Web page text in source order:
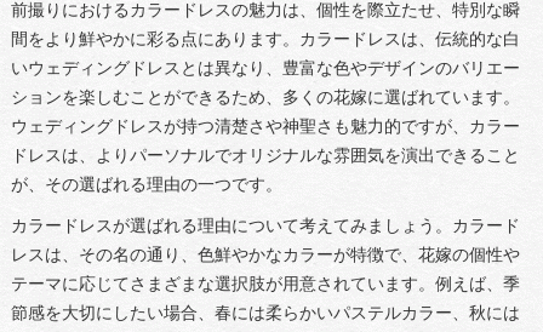
前撮りにおけるカラードレスの魅力は、個性を際立たせ、特別な瞬
間をより鮮やかに彩る点にあります。カラードレスは、伝統的な白
いウェディングドレスとは異なり、豊富な色やデザインのバリエー
ションを楽しむことができるため、多くの花嫁に選ばれています。
ウェディングドレスが持つ清楚さや神聖さも魅力的ですが、カラー
ドレスは、よりパーソナルでオリジナルな雰囲気を演出できること
が、その選ばれる理由の一つです。
カラードレスが選ばれる理由について考えてみましょう。カラード
レスは、その名の通り、色鮮やかなカラーが特徴で、花嫁の個性や
テーマに応じてさまざまな選択肢が用意されています。例えば、季
節感を大切にしたい場合、春には柔らかいパステルカラー、秋には